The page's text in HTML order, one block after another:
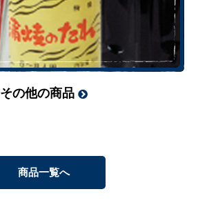
その他の商品
商品一覧へ